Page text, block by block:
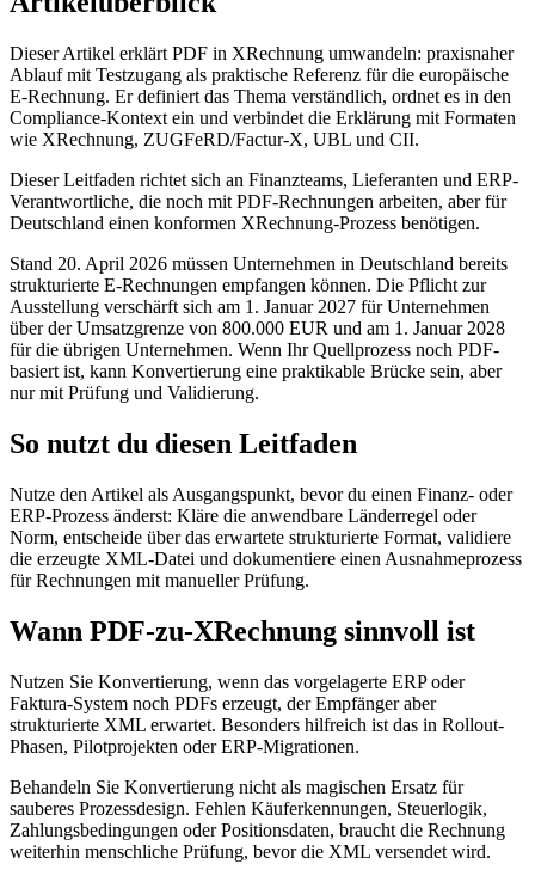
Dieser Artikel erklärt PDF in XRechnung umwandeln: praxisnaher
Ablauf mit Testzugang als praktische Referenz für die europäische
E-Rechnung. Er definiert das Thema verständlich, ordnet es in den
Compliance-Kontext ein und verbindet die Erklärung mit Formaten
wie XRechnung, ZUGFeRD/Factur-X, UBL und CII.
Dieser Leitfaden richtet sich an Finanzteams, Lieferanten und ERP-
Verantwortliche, die noch mit PDF-Rechnungen arbeiten, aber für
Deutschland einen konformen XRechnung-Prozess benötigen.
Stand 20. April 2026 müssen Unternehmen in Deutschland bereits
strukturierte E-Rechnungen empfangen können. Die Pflicht zur
Ausstellung verschärft sich am 1. Januar 2027 für Unternehmen
über der Umsatzgrenze von 800.000 EUR und am 1. Januar 2028
für die übrigen Unternehmen. Wenn Ihr Quellprozess noch PDF-
basiert ist, kann Konvertierung eine praktikable Brücke sein, aber
nur mit Prüfung und Validierung.
So nutzt du diesen Leitfaden
Nutze den Artikel als Ausgangspunkt, bevor du einen Finanz- oder
ERP-Prozess änderst: Kläre die anwendbare Länderregel oder
Norm, entscheide über das erwartete strukturierte Format, validiere
die erzeugte XML-Datei und dokumentiere einen Ausnahmeprozess
für Rechnungen mit manueller Prüfung.
Wann PDF-zu-XRechnung sinnvoll ist
Nutzen Sie Konvertierung, wenn das vorgelagerte ERP oder
Faktura-System noch PDFs erzeugt, der Empfänger aber
strukturierte XML erwartet. Besonders hilfreich ist das in Rollout-
Phasen, Pilotprojekten oder ERP-Migrationen.
Behandeln Sie Konvertierung nicht als magischen Ersatz für
sauberes Prozessdesign. Fehlen Käuferkennungen, Steuerlogik,
Zahlungsbedingungen oder Positionsdaten, braucht die Rechnung
weiterhin menschliche Prüfung, bevor die XML versendet wird.